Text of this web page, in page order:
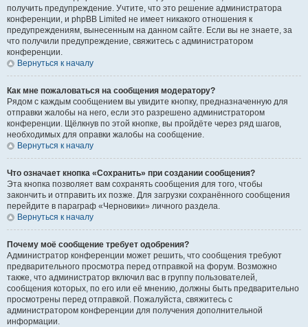
получить предупреждение. Учтите, что это решение администратора
конференции, и phpBB Limited не имеет никакого отношения к
предупреждениям, вынесенным на данном сайте. Если вы не знаете, за
что получили предупреждение, свяжитесь с администратором
конференции.
Вернуться к началу
Как мне пожаловаться на сообщения модератору?
Рядом с каждым сообщением вы увидите кнопку, предназначенную для
отправки жалобы на него, если это разрешено администратором
конференции. Щёлкнув по этой кнопке, вы пройдёте через ряд шагов,
необходимых для оправки жалобы на сообщение.
Вернуться к началу
Что означает кнопка «Сохранить» при создании сообщения?
Эта кнопка позволяет вам сохранять сообщения для того, чтобы
закончить и отправить их позже. Для загрузки сохранённого сообщения
перейдите в параграф «Черновики» личного раздела.
Вернуться к началу
Почему моё сообщение требует одобрения?
Администратор конференции может решить, что сообщения требуют
предварительного просмотра перед отправкой на форум. Возможно
также, что администратор включил вас в группу пользователей,
сообщения которых, по его или её мнению, должны быть предварительно
просмотрены перед отправкой. Пожалуйста, свяжитесь с
администратором конференции для получения дополнительной
информации.